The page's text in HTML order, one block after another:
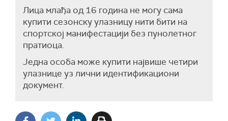
Лица млађа од 16 година не могу сама
купити сезонску улазницу нити бити на
спортској манифестацији без пунолетног
пратиоца.
Једна особа може купити највише четири
улазнице уз лични идентификациони
документ.